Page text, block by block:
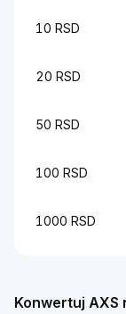
Konwertuj AXS
10 RSD
20 RSD
50 RSD
100 RSD
1000 RSD